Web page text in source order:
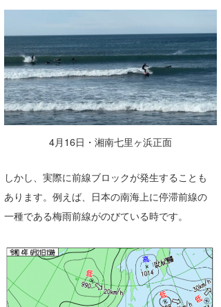
4月16日・湘南七里ヶ浜正面
しかし、実際に前線ブロックが発生することも
あります。例えば、日本の南海上に停滞前線の
一種である梅雨前線がのびている時です。